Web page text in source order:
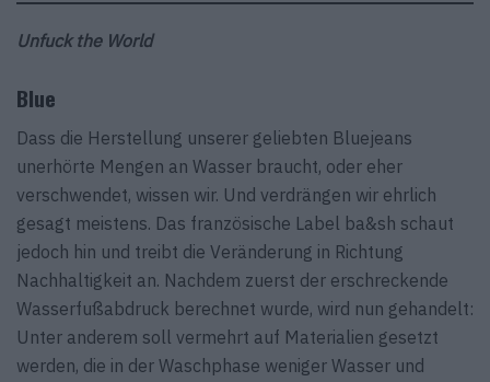
Unfuck the World
Blue
Dass die Herstellung unserer geliebten Bluejeans
unerhörte Mengen an Wasser braucht, oder eher
verschwendet, wissen wir. Und verdrängen wir ehrlich
gesagt meistens. Das französische Label ba&sh schaut
jedoch hin und treibt die Veränderung in Richtung
Nachhaltigkeit an. Nachdem zuerst der erschreckende
Wasserfußabdruck berechnet wurde, wird nun gehandelt:
Unter anderem soll vermehrt auf Materialien gesetzt
werden, die in der Waschphase weniger Wasser und